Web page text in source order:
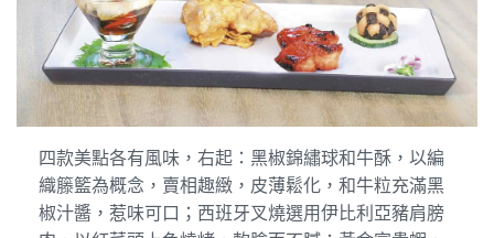
四款美點各有風味，右起：黑椒錦繡球和牛酥，以編
織籐籃為概念，賣相趣緻，皮薄鬆化，和牛粒充滿黑
椒汁醬，惹味可口；西班牙叉燒選用伊比利亞豬肩膀